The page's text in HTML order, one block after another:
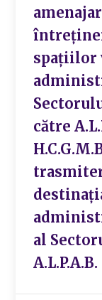
spațiilor
către
al
A.L.P.A.B.